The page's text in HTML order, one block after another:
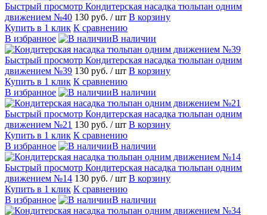
Быстрый просмотр Кондитерская насадка тюльпан одним
движением №40 130 руб. / шт В корзину
Купить в 1 клик К сравнению
В избранное
В наличии
Быстрый просмотр Кондитерская насадка тюльпан одним
движением №39 130 руб. / шт В корзину
Купить в 1 клик К сравнению
В избранное
В наличии
Быстрый просмотр Кондитерская насадка тюльпан одним
движением №21 130 руб. / шт В корзину
Купить в 1 клик К сравнению
В избранное
В наличии
Быстрый просмотр Кондитерская насадка тюльпан одним
движением №14 130 руб. / шт В корзину
Купить в 1 клик К сравнению
В избранное
В наличии